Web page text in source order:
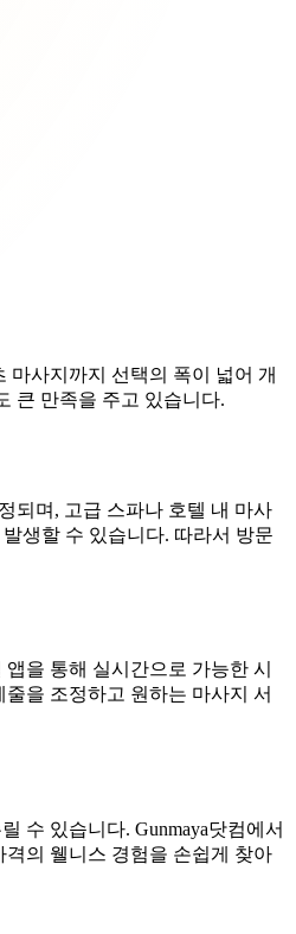
사지까지 선택의 폭이 넓어 개
큰 만족을 주고 있습니다.
되며, 고급 스파나 호텔 내 마사
생할 수 있습니다. 따라서 방문
을 통해 실시간으로 가능한 시
을 조정하고 원하는 마사지 서
수 있습니다. Gunmaya닷컴에서
의 웰니스 경험을 손쉽게 찾아